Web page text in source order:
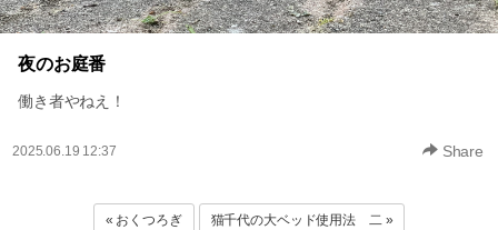
夜のお庭番
働き者やねえ！
2025.06.19 12:37 Share
« おくつろぎ 猫千代の大ベッド使用法 二 »